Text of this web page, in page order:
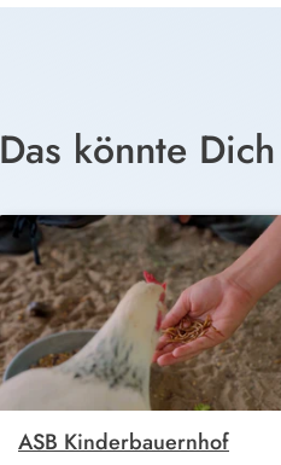
Das könnte
ASB Kinderbauernhof